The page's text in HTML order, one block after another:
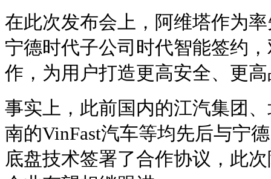
在此次发布会上，阿维塔作为
宁德时代子公司时代智能签约
作，为用户打造更高安全、更
事实上，此前国内的江汽集团
南的VinFast汽车等均先后与宁
底盘技术签署了合作协议，此